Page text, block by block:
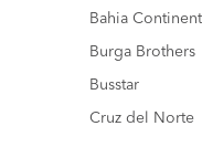
Bahia
Burga Brothers
Busstar
Cruz del Norte